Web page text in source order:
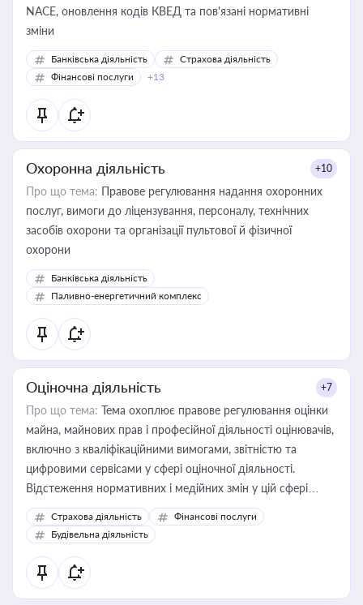
NACE, оновлення кодів КВЕД та пов'язані нормативні
зміни
Банківська діяльність
Страхова діяльність
Фінансові послуги
+13
Охоронна діяльність +10
Про що тема: Правове регулювання надання охоронних
послуг, вимоги до ліцензування, персоналу, технічних
засобів охорони та організації пультової й фізичної
охорони
Банківська діяльність
Паливно-енергетичний комплекс
Оціночна діяльність +7
Про що тема: Тема охоплює правове регулювання оцінки
майна, майнових прав і професійної діяльності оцінювачів,
включно з кваліфікаційними вимогами, звітністю та
цифровими сервісами у сфері оціночної діяльності.
Відстеження нормативних і медійних змін у цій сфері
корисне для власника бізнесу, керівника, юриста або
бухгалтера під час оподаткування, приватизації, оренди
державного майна, корпоративних угод і перевірки
статусу суб'єктів оціночної діяльності
Страхова діяльність
Фінансові послуги
Будівельна діяльність